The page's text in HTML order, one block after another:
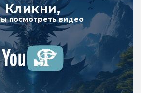
Кликни,
посмотреть видео